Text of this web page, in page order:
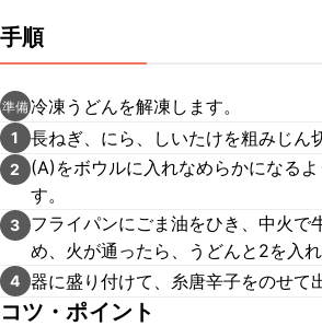
手順
準備冷凍うどんを解凍します。
1 長ねぎ、にら、しいたけを粗みじん
2
(A)をボウルに入れなめらかになる
す。
3
フライパンにごま油をひき、中火で
め、火が通ったら、うどんと2を入れ
4 器に盛り付けて、糸唐辛子をのせて
コツ・ポイント